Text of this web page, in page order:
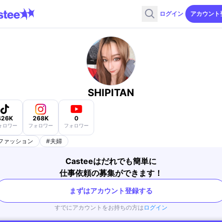
ログイン アカウント
SHIPITAN
ロワー
268K
フォロワー
0
フォロワー
ァッション #夫婦
Casteeはだれでも簡単に
仕事依頼の募集ができます！
まずはアカウント登録する
すでにアカウントをお持ちの方は ログイン